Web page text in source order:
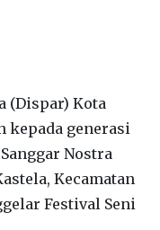
(Dispar) Kota
kepada generasi
Nostra
Kecamatan
Festival Seni